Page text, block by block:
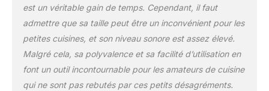
Entraînées par un
puissant moteur de 1200
W, les lames durables
Ninja sont conçues pour
durer et sont mises à
l'épreuve lors de 1000
cycles de broyage de
est un véritable gain de temps. Cependant, il faut
admettre que sa taille peut être un inconvénient pour les
petites cuisines, et son niveau sonore est assez élevé.
Malgré cela, sa polyvalence et sa facilité d’utilisation en
font un outil incontournable pour les amateurs de cuisine
qui ne sont pas rebutés par ces petits désagréments.